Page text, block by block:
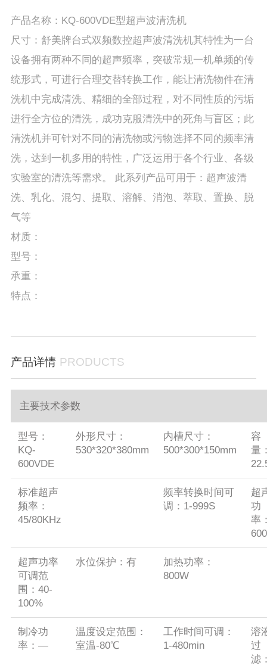
产品名称：KQ-600VDE型超声波清洗机
尺寸：舒美牌台式双频数控超声波清洗机其特性为一台
设备拥有两种不同的超声频率，突破常规一机单频的传
统形式，可进行合理交替转换工作，能让清洗物件在清
洗机中完成清洗、精细的全部过程，对不同性质的污垢
进行全方位的清洗，成功克服清洗中的死角与盲区；此
清洗机并可针对不同的清洗物或污物选择不同的频率清
洗，达到一机多用的特性，广泛运用于各个行业、各级
实验室的清洗等需求。 此系列产品可用于：超声波清
洗、乳化、混匀、提取、溶解、消泡、萃取、置换、脱
气等
材质：
型号：
承重：
特点：
产品详情 PRODUCTS
主要技术参数
型号：
KQ-
600VDE
外形尺寸：
530*320*380mm
内槽尺寸：
500*300*150mm
容
量
标准超声
频率：
45/80KHz
频率转换时间可
调：1-999S
超
功
率
超声功率
可调范
围：40-
100%
水位保护：有
加热功率：
800W
制冷功
率：—
温度设定范围：
室温-80℃
工作时间可调：
1-480min
溶
过
滤